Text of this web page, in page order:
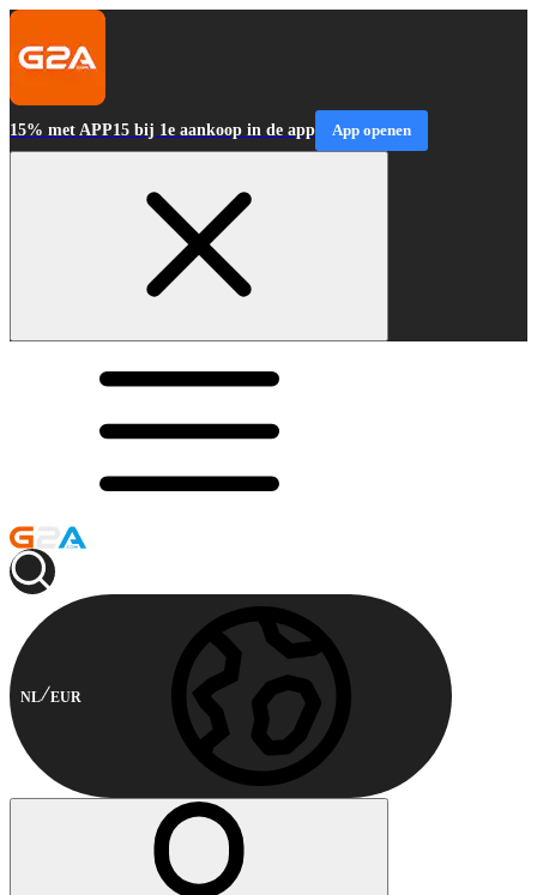
15% met APP15 bij 1e aankoop in de app App openen
NL EUR